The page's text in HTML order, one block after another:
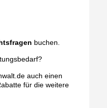
buchen.
auch einen
für die weitere